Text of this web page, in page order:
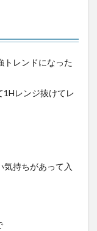
トレンドになった
レンジ抜けてレ
持ちがあって入